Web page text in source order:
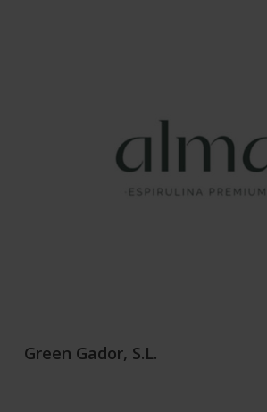
Green Gador, S.L.